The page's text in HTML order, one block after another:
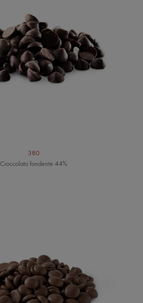
380
Cioccolato fondente 44%